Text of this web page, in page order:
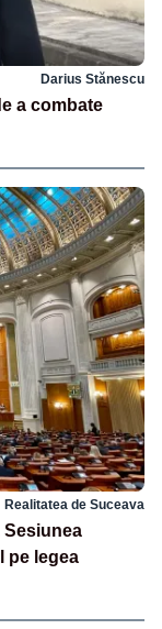
Darius Stănescu
a combate
Realitatea de Suceava
Sesiunea
pe legea